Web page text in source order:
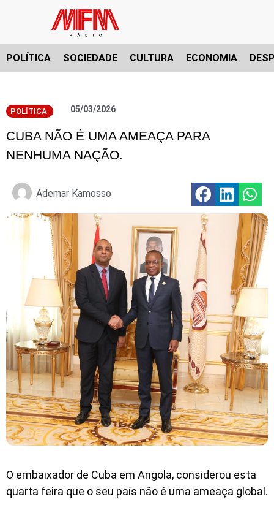
POLÍTICA SOCIEDADE CULTURA ECONOMIA
POLÍTICA 05/03/2026
CUBA NÃO É UMA AMEAÇA PARA
NENHUMA NAÇÃO.
Ademar Kamosso
O embaixador de Cuba em Angola, considerou esta
quarta feira que o seu país não é uma ameaça global.